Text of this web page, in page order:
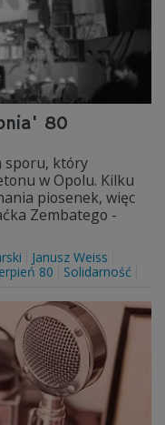
80
sporu, który
w Opolu. Kilku
piosenek, więc
Zembatego -
Janusz Weiss
80 Solidarność